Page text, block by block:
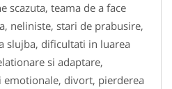
scazuta, teama de a face
neliniste, stari de prabusire,
slujba, dificultati in luarea
si adaptare,
emotionale, divort, pierderea